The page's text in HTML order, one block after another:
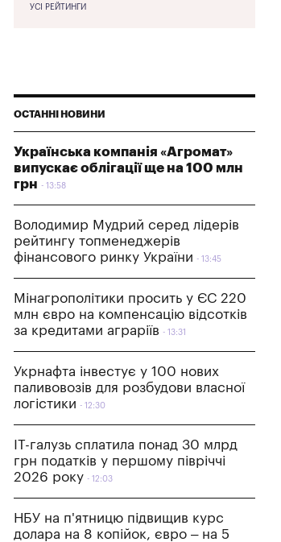
УСІ РЕЙТИНГИ
ОСТАННІ НОВИНИ
Українська компанія «Агромат»
випускає облігації ще на 100 млн
грн
13:58
Володимир Мудрий серед лідерів
рейтингу топменеджерів
фінансового ринку України
13:45
Мінагрополітики просить у ЄС 220
млн євро на компенсацію відсотків
за кредитами аграріїв
13:31
Укрнафта інвестує у 100 нових
паливовозів для розбудови власної
логістики
12:30
IT-галузь сплатила понад 30 млрд
грн податків у першому півріччі
2026 року
12:03
НБУ на п'ятницю підвищив курс
долара на 8 копійок, євро – на 5